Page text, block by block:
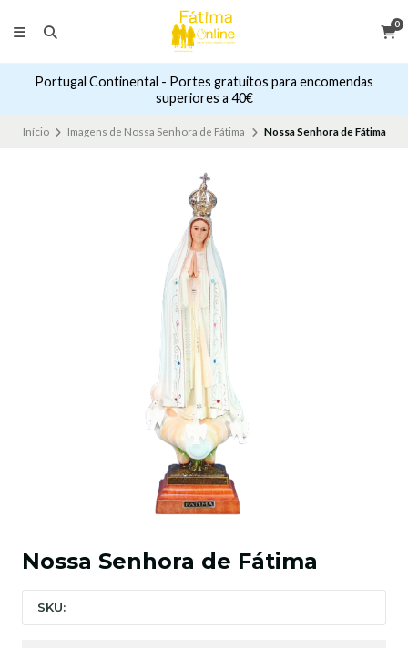
0
Portugal Continental - Portes gratuitos para encomendas
superiores a 40€
Início Imagens de Nossa Senhora de Fátima Nossa Senhora de Fátima
Nossa Senhora de Fátima
SKU: